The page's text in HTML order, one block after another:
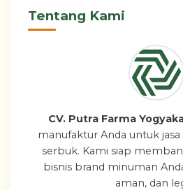
Tentang Kami
CV. Putra Farma
manufaktur Anda untuk
serbuk. Kami siap
bisnis brand minuman
aman, dan